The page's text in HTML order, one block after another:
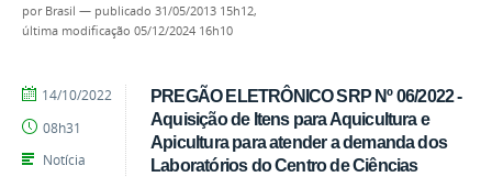
por Brasil — publicado 31/05/2013 15h12,
última modificação 05/12/2024 16h10
PREGÃO ELETRÔNICO SRP Nº 06/2022 -
Aquisição de Itens para Aquicultura e
Apicultura para atender a demanda dos
Laboratórios do Centro de Ciências
por
publicado
14/10/2022
08h31
Notícia